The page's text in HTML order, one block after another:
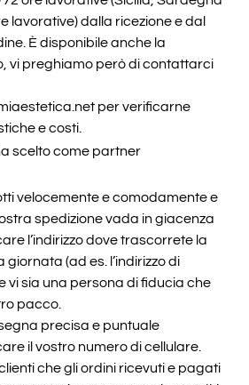
lavorative) dalla ricezione e dal
È disponibile anche la
vi preghiamo però di contattarci
per verificarne
e costi.
scelto come partner
velocemente e comodamente e
spedizione vada in giacenza
l’indirizzo dove trascorrete la
(ad es. l’indirizzo di
vi sia una persona di fiducia che
pacco.
precisa e puntuale
il vostro numero di cellulare.
che gli ordini ricevuti e pagati